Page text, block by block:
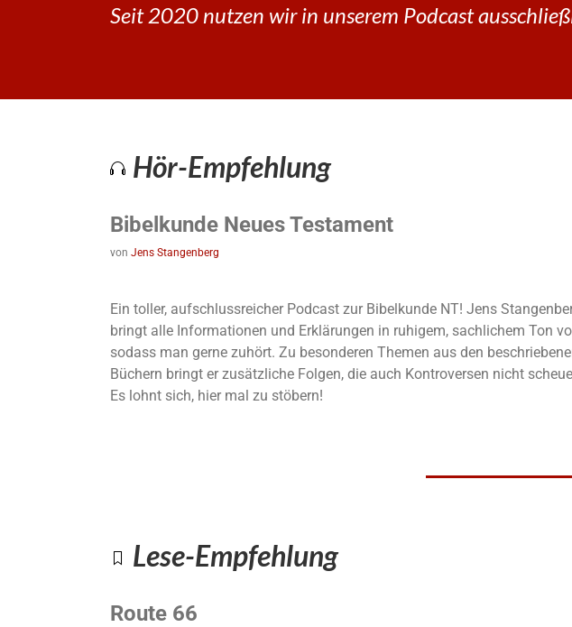
Seit 2020 nutzen wir in unserem Podcast
Hör-Empfehlung
Bibelkunde Neues Testament
von Jens Stangenberg
Ein toller, aufschlussreicher Podcast zur Bibelkunde NT! Jens
bringt alle Informationen und Erklärungen in ruhigem, sachlichem Ton
sodass man gerne zuhört. Zu besonderen Themen aus den
Büchern bringt er zusätzliche Folgen, die auch Kontroversen nicht
Es lohnt sich, hier mal zu stöbern!
Lese-Empfehlung
Route 66